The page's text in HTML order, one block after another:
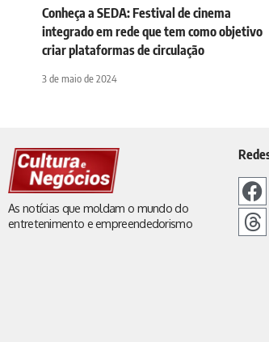
Conheça a SEDA: Festival de cinema
integrado em rede que tem como objetivo
criar plataformas de circulação
3 de maio de 2024
As notícias que moldam o mundo do
entretenimento e empreendedorismo